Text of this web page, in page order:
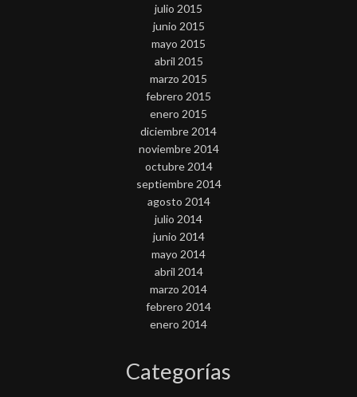
julio 2015
junio 2015
mayo 2015
abril 2015
marzo 2015
febrero 2015
enero 2015
diciembre 2014
noviembre 2014
octubre 2014
septiembre 2014
agosto 2014
julio 2014
junio 2014
mayo 2014
abril 2014
marzo 2014
febrero 2014
enero 2014
Categorías